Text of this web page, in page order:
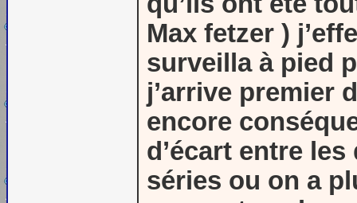
Max fetzer )
surveilla à pied
j’arrive premier
encore
d’écart entre
séries ou on a